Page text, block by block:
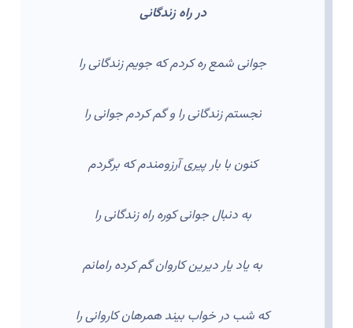
در راه زندگانی
جوانی شمع ره کردم که جویم زندگانی را
نجستم زندگانی را و گم کردم جوانی را
کنون با بار پیری آرزومندم که برگردم
به دنبال جوانی کوره راه زندگانی را
به یاد یار دیرین کاروان گم کرده رامانم
که شب در خواب بیند همرهان کاروانی را